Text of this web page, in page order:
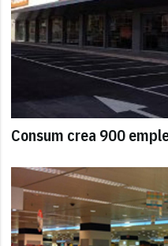
Consum crea 900